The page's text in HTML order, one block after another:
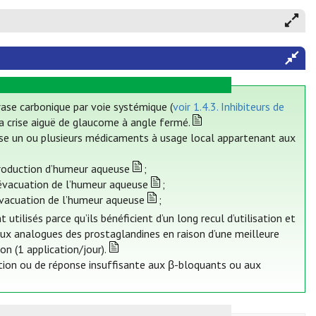
carbonique par voie systémique (voir 1.4.3. Inhibiteurs de
aiguë de glaucome à angle fermé.
ou plusieurs médicaments à usage local appartenant aux
d’humeur aqueuse
;
de l’humeur aqueuse
;
de l’humeur aqueuse
;
parce qu’ils bénéficient d’un long recul d’utilisation et
analogues des prostaglandines en raison d’une meilleure
(1 application/jour).
ou de réponse insuffisante aux β-bloquants ou aux